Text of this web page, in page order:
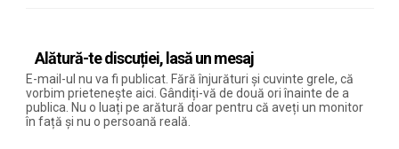
Alătură-te discuției, lasă un mesaj
E-mail-ul nu va fi publicat. Fără înjurături și cuvinte grele, că
vorbim prietenește aici. Gândiți-vă de două ori înainte de a
publica. Nu o luați pe arătură doar pentru că aveți un monitor
în față și nu o persoană reală.